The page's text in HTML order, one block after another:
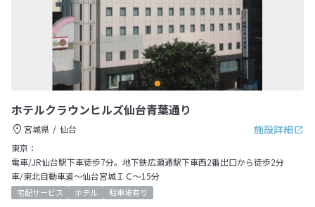
ホテルクラウンヒルズ仙台青葉通り
施設詳細
宮城県
仙台
東京：
電車/JR仙台駅下車徒歩7分。地下鉄広瀬通駅下車西2番出口から徒歩2分
車/東北自動車道～仙台宮城ＩＣ～15分
宅配サービス ホテル 駐車場有り